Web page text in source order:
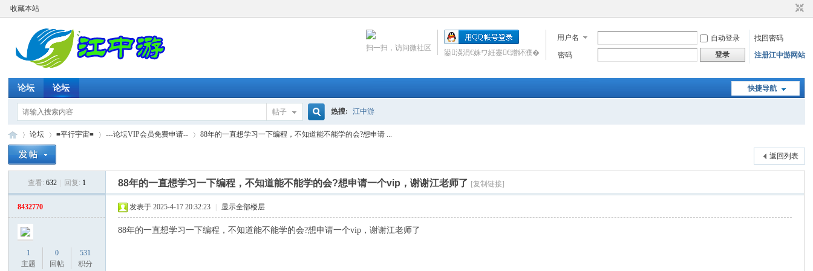
收藏本站
用户名 自动登录
找回密码
密码
登录 注册江中游网站
鍙渶涓€姝ワ紝蹇€熷紑濮�
扫一扫，访问微社区
快捷导航
论坛 论坛
帖子
搜
索
热搜: 江中游
论坛
›
≡平行宇宙≡ ---论坛VIP会员免费申请--
›
88年的一直想学习一下编程，不知道能不能学的会?想申请 ...
返回列表
查看: 632 回复: 1 88年的一直想学习一下编程，不知道能不能学的会?想申请一个vip，谢谢江老师了 [复制链接]
8432770
1
主题
0
回帖
531
积分
发表于 2025-4-17 20:32:23 显示全部楼层
88年的一直想学习一下编程，不知道能不能学的会?想申请一个vip，谢谢江老师了